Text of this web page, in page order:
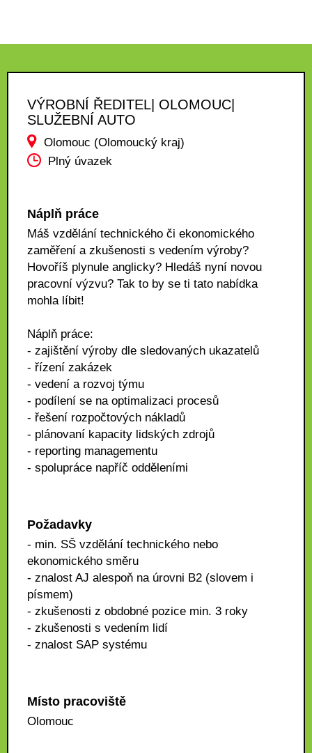
VÝROBNÍ ŘEDITEL| OLOMOUC|
SLUŽEBNÍ AUTO
Olomouc (Olomoucký kraj)
Plný úvazek
Náplň práce
Máš vzdělání technického či ekonomického
zaměření a zkušenosti s vedením výroby?
Hovoříš plynule anglicky? Hledáš nyní novou
pracovní výzvu? Tak to by se ti tato nabídka
mohla líbit!
Náplň práce:
- zajištění výroby dle sledovaných ukazatelů
- řízení zakázek
- vedení a rozvoj týmu
- podílení se na optimalizaci procesů
- řešení rozpočtových nákladů
- plánovaní kapacity lidských zdrojů
- reporting managementu
- spolupráce napříč odděleními
Požadavky
- min. SŠ vzdělání technického nebo
ekonomického směru
- znalost AJ alespoň na úrovni B2 (slovem i
písmem)
- zkušenosti z obdobné pozice min. 3 roky
- zkušenosti s vedením lidí
- znalost SAP systému
Místo pracoviště
Olomouc